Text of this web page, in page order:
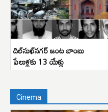
దిల్‌సుఖ్‌నగర్ జంట బాంబు
పేలుళ్లకు 13 యేళ్లు
Cinema